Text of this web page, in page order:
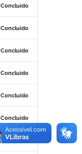
Concluído
Concluído
Concluído
Concluído
Concluído
Concluído
Concluído